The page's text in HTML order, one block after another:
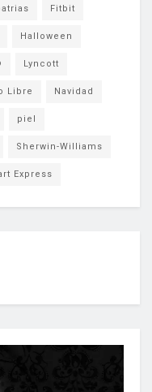
Fitbit
Halloween
Lyncott
Libre Navidad
piel
Sherwin-Williams
Express